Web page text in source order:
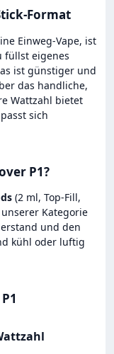
Format
Einweg-Vape, ist
füllst eigenes
ist günstiger und
das handliche,
Wattzahl bietet
sich
P1?
(2 ml, Top-Fill,
Kategorie
und den
kühl oder luftig